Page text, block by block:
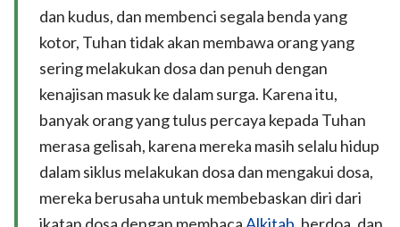
dan kudus, dan membenci segala benda yang
kotor, Tuhan tidak akan membawa orang yang
sering melakukan dosa dan penuh dengan
kenajisan masuk ke dalam surga. Karena itu,
banyak orang yang tulus percaya kepada Tuhan
merasa gelisah, karena mereka masih selalu hidup
dalam siklus melakukan dosa dan mengakui dosa,
mereka berusaha untuk membebaskan diri dari
ikatan dosa dengan membacaAlkitab, berdoa, dan